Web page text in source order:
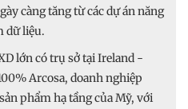
càng tăng từ các dự án năng
dữ liệu.
lớn có trụ sở tại Ireland -
Arcosa, doanh nghiệp
phẩm hạ tầng của Mỹ, với